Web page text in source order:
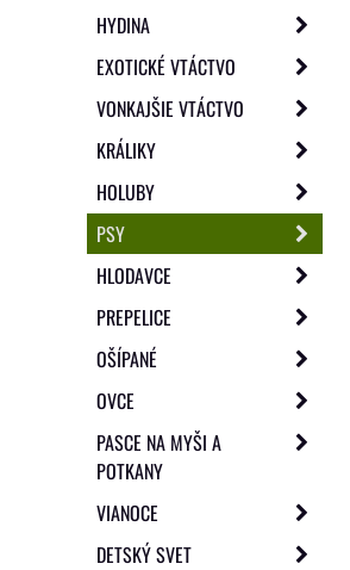
HYDINA
EXOTICKÉ VTÁCTVO
VONKAJŠIE VTÁCTVO
KRÁLIKY
HOLUBY
PSY
HLODAVCE
PREPELICE
OŠÍPANÉ
OVCE
PASCE NA MYŠI A
POTKANY
VIANOCE
DETSKÝ SVET